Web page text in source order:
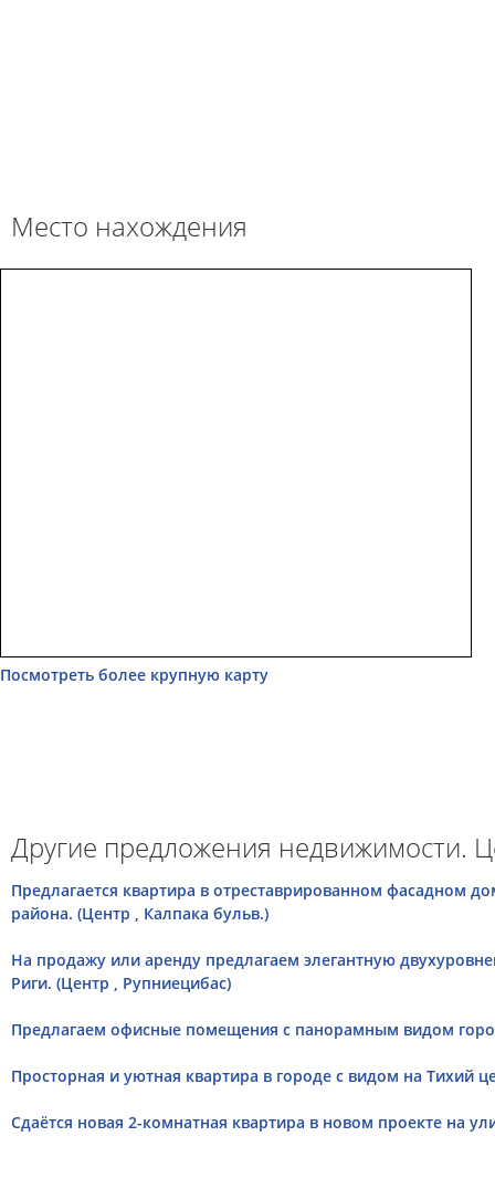
Место нахождения
Посмотреть более крупную карту
Другие предложения недвижимости.
Предлагается квартира в отреставрированном фасадном
района. (Центр , Калпака бульв.)
На продажу или аренду предлагаем элегантную
Риги. (Центр , Рупниецибас)
Предлагаем офисные помещения с панорамным видом
Просторная и уютная квартира в городе с видом на Тихий
Сдаётся новая 2-комнатная квартира в новом проекте на